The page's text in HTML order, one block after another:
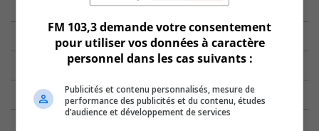
FM 103,3 demande votre consentement
pour utiliser vos données à caractère
personnel dans les cas suivants :
Publicités et contenu personnalisés, mesure de
performance des publicités et du contenu, études
d’audience et développement de services